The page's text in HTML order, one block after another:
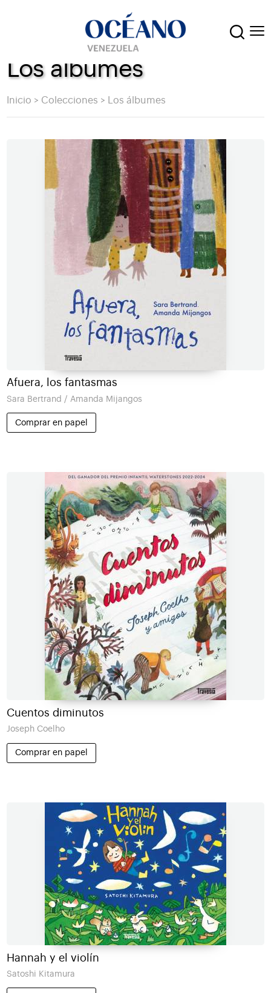
Los álbumes
Inicio > Colecciones > Los álbumes
Afuera, los fantasmas
Sara Bertrand / Amanda Mijangos
Comprar en papel
Cuentos diminutos
Joseph Coelho
Comprar en papel
Hannah y el violín
Satoshi Kitamura